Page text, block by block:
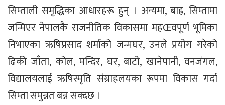
सिम्ताली समृद्धिका आधारहरू हुन् । अन्यमा, बाह्र, सिम्तामा
जन्मिएर नेपालकै राजनीतिक विकासमा महŒवपूर्ण भूमिका
निभाएका ऋषिप्रसाद शर्माको जन्मघर, उनले प्रयोग गरेको
ढिकी जाँता, कोल, मन्दिर, घर, बाटो, खानेपानी, वनजंगल,
विद्यालयलाई ऋषिस्मृति संग्राहलयका रूपमा विकास गर्दा
सिम्ता समुन्नत बन्न सक्दछ ।